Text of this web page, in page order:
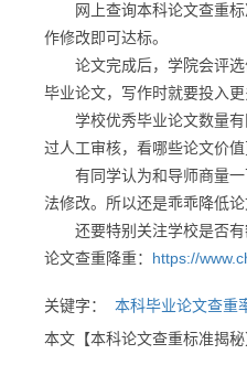
网上查询本科论文查重标
作修改即可达标。
论文完成后，学院会评选
毕业论文，写作时就要投入更
学校优秀毕业论文数量有
过人工审核，看哪些论文价
有同学认为和导师商量一
法修改。所以还是乖乖降低论
还要特别关注学校是否有
论文查重降重： https://
关键字： 本科毕业论文查重
本文【本科论文查重标准揭